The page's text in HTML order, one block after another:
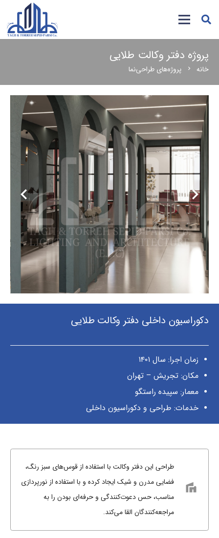
پروژه دفتر وکالت طلایی
خانه chevron_right پروژه‌های طراحی‌نما
دکوراسیون داخلی دفتر وکالت طلایی
زمان اجرا: سال ۱۴۰۱
مکان: تجریش – تهران
معمار: سپیده راستگو
خدمات: طراحی و دکوراسیون داخلی
villa
طراحی این دفتر وکالت با استفاده از قوس‌های سبز رنگ،
فضایی مدرن و شیک ایجاد کرده و با استفاده از نورپردازی
مناسب، حس دعوت‌کنندگی و حرفه‌ای بودن را به
مراجعه‌کنندگان القا می‌کند.